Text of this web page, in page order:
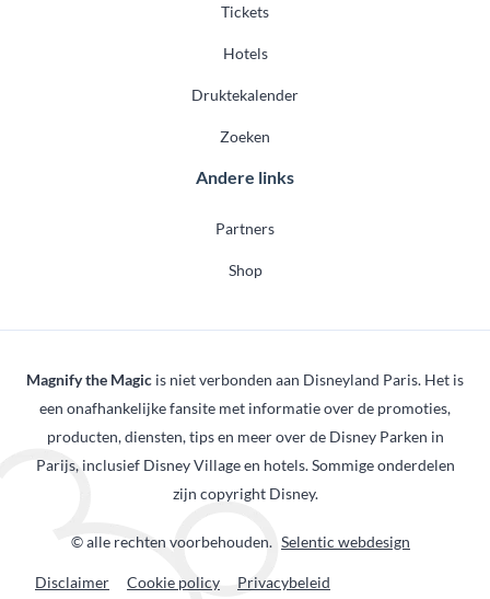
Tickets
Hotels
Druktekalender
Zoeken
Andere links
Partners
Shop
Magnify the Magic is niet verbonden aan Disneyland Paris. Het is
een onafhankelijke fansite met informatie over de promoties,
producten, diensten, tips en meer over de Disney Parken in
Parijs, inclusief Disney Village en hotels. Sommige onderdelen
zijn copyright Disney.
© alle rechten voorbehouden. Selentic webdesign
Disclaimer Cookie policy Privacybeleid